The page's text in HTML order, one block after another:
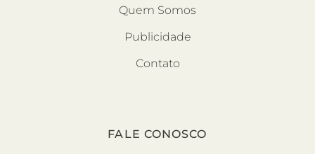
Quem Somos
Publicidade
Contato
FALE CONOSCO